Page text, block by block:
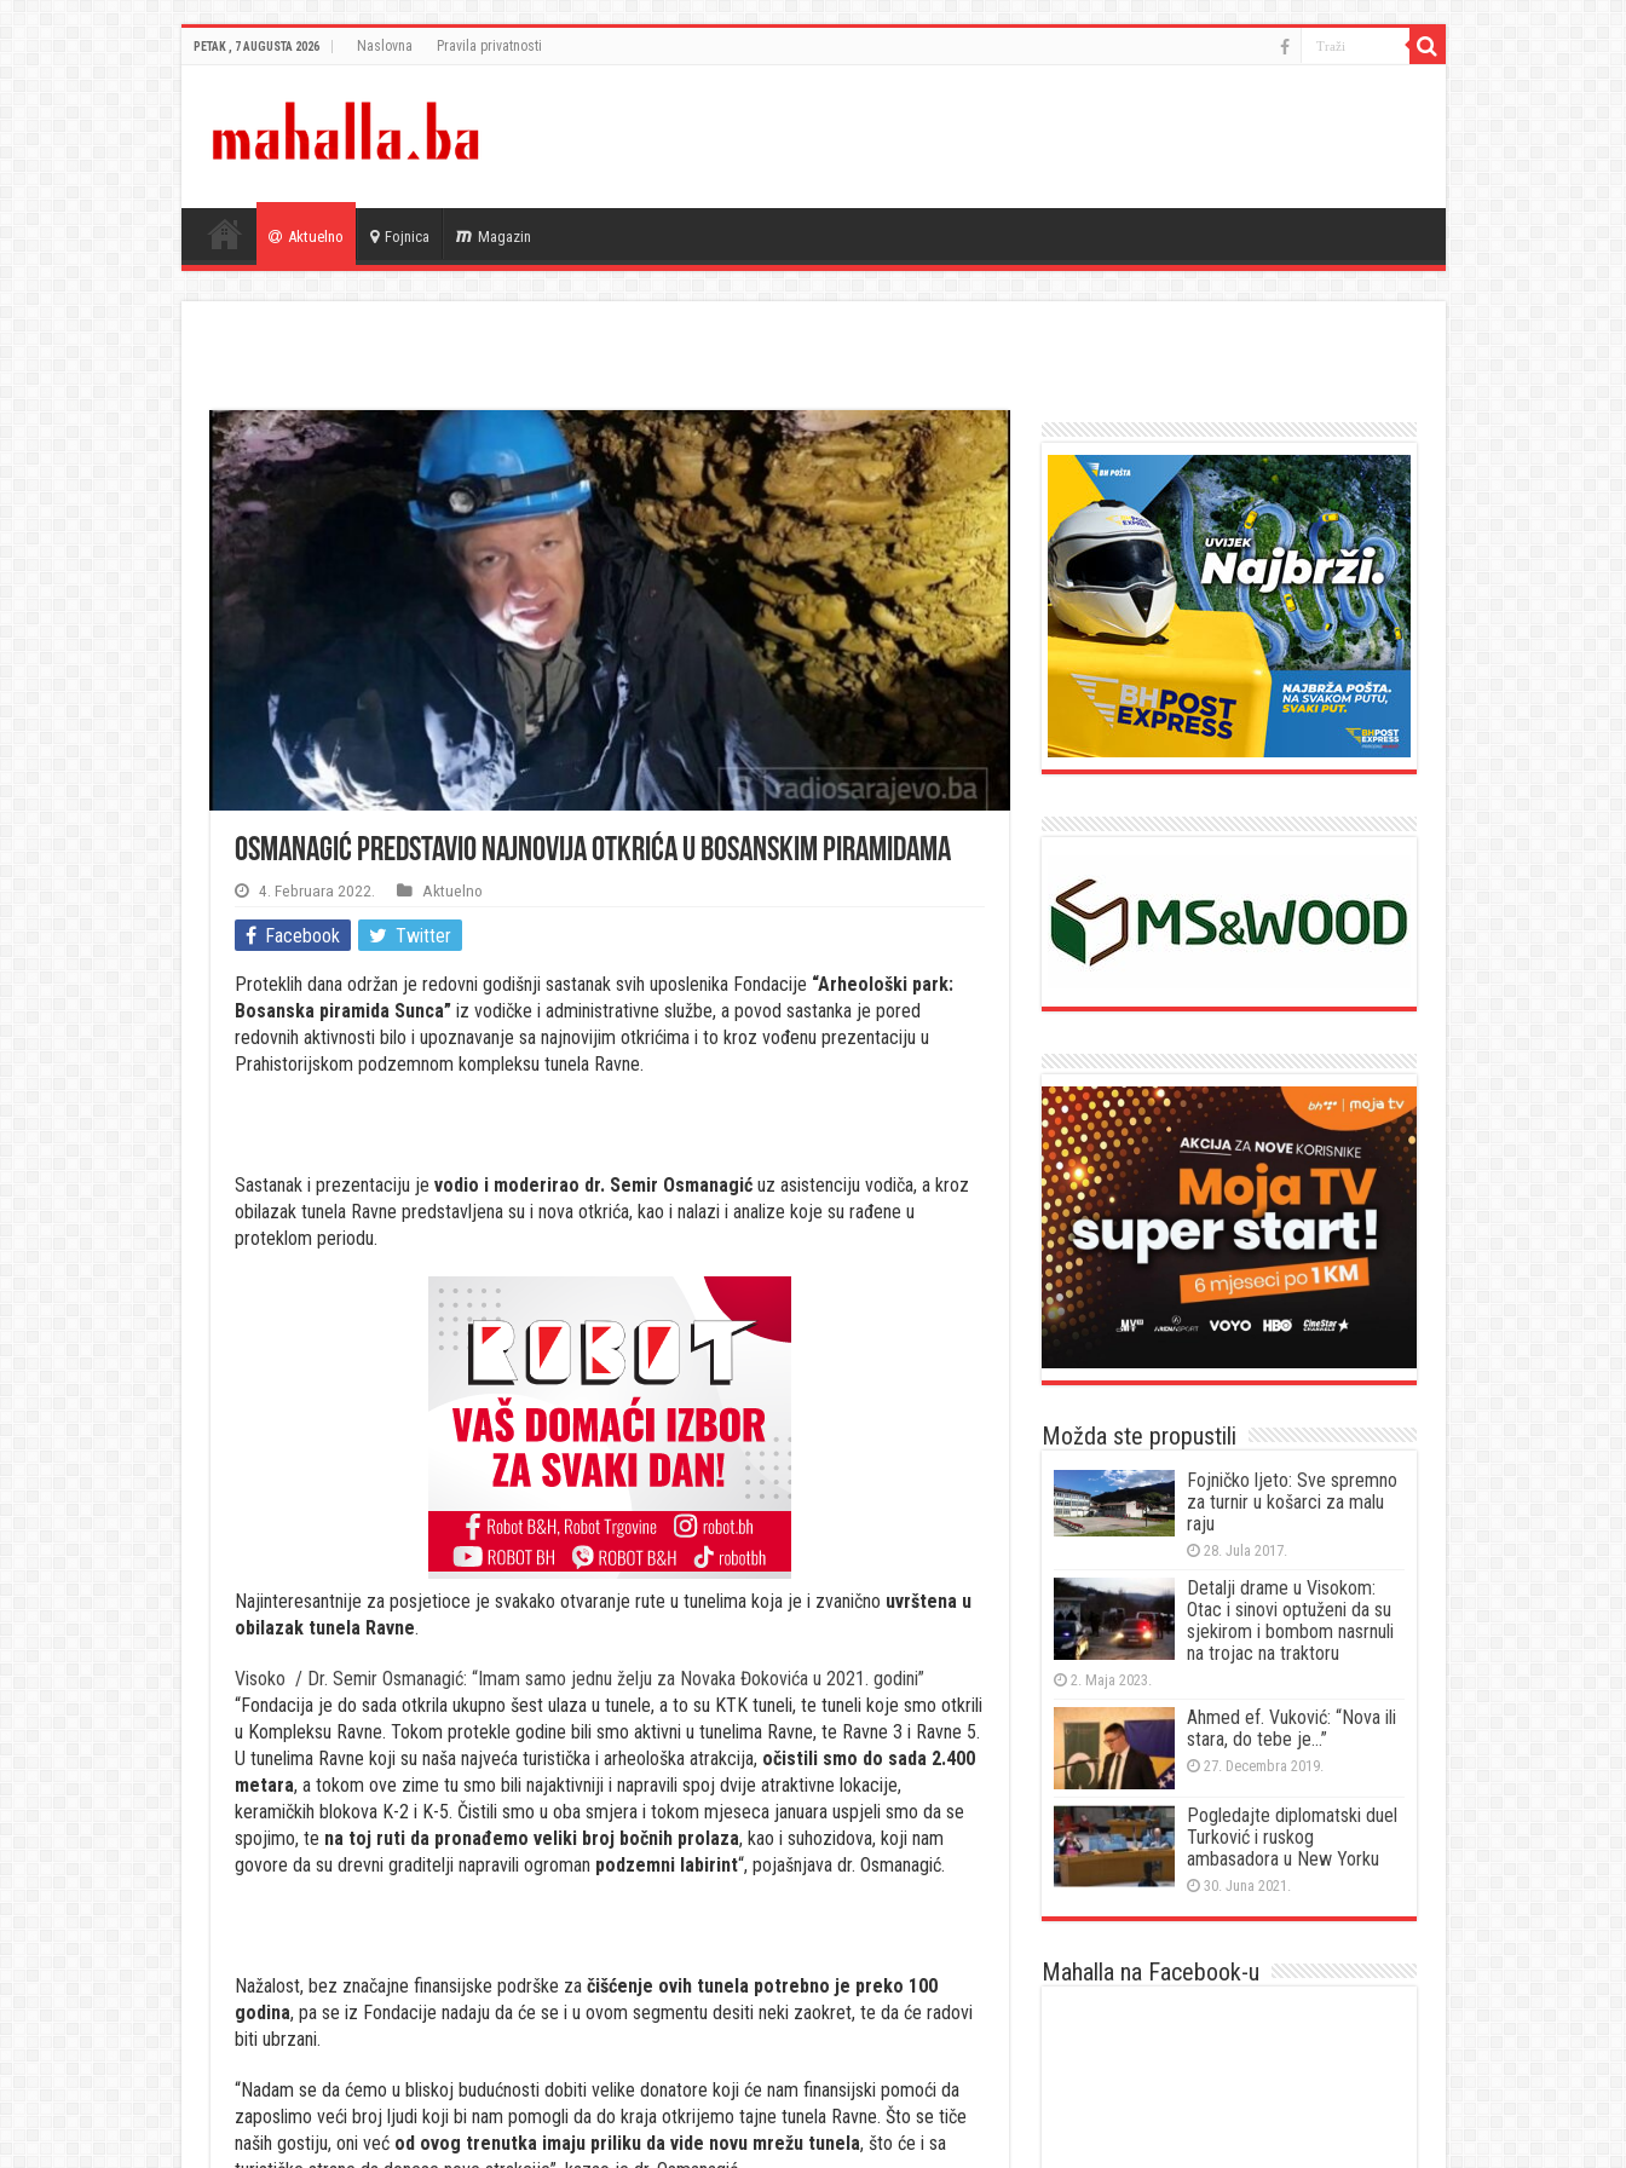
PETAK , 7 AUGUSTA 2026 Naslovna Pravila privatnosti
Aktuelno Fojnica Magazin
Osmanagić predstavio najnovija otkrića u bosanskim piramidama
4. Februara 2022. Aktuelno
Facebook Twitter
Proteklih dana održan je redovni godišnji sastanak svih uposlenika Fondacije “Arheološki park:
Bosanska piramida Sunca”iz vodičke i administrativne službe, a povod sastanka je pored
redovnih aktivnosti bilo i upoznavanje sa najnovijim otkrićima i to kroz vođenu prezentaciju u
Prahistorijskom podzemnom kompleksu tunela Ravne.
Sastanak i prezentaciju je vodio i moderirao dr. Semir Osmanagićuz asistenciju vodiča, a kroz
obilazak tunela Ravne predstavljena su i nova otkrića, kao i nalazi i analize koje su rađene u
proteklom periodu.
Najinteresantnije za posjetioce je svakako otvaranje rute u tunelima koja je i zvanično uvrštena u
obilazak tunela Ravne.
Visoko / Dr. Semir Osmanagić: “Imam samo jednu želju za Novaka Đokovića u 2021. godini”
“Fondacija je do sada otkrila ukupno šest ulaza u tunele, a to su KTK tuneli, te tuneli koje smo otkrili
u Kompleksu Ravne. Tokom protekle godine bili smo aktivni u tunelima Ravne, te Ravne 3 i Ravne 5.
U tunelima Ravne koji su naša najveća turistička i arheološka atrakcija, očistili smo do sada 2.400
metara, a tokom ove zime tu smo bili najaktivniji i napravili spoj dvije atraktivne lokacije,
keramičkih blokova K-2 i K-5. Čistili smo u oba smjera i tokom mjeseca januara uspjeli smo da se
spojimo, te na toj ruti da pronađemo veliki broj bočnih prolaza, kao i suhozidova, koji nam
govore da su drevni graditelji napravili ogroman podzemni labirint“, pojašnjava dr. Osmanagić.
Nažalost, bez značajne finansijske podrške za čišćenje ovih tunela potrebno je preko 100
godina, pa se iz Fondacije nadaju da će se i u ovom segmentu desiti neki zaokret, te da će radovi
biti ubrzani.
“Nadam se da ćemo u bliskoj budućnosti dobiti velike donatore koji će nam finansijski pomoći da
zaposlimo veći broj ljudi koji bi nam pomogli da do kraja otkrijemo tajne tunela Ravne. Što se tiče
naših gostiju, oni već od ovog trenutka imaju priliku da vide novu mrežu tunela, što će i sa
Možda ste propustili
Fojničko ljeto: Sve spremno
za turnir u košarci za malu
raju
28. Jula 2017.
Detalji drame u Visokom:
Otac i sinovi optuženi da su
sjekirom i bombom nasrnuli
na trojac na traktoru
2. Maja 2023.
Ahmed ef. Vuković: “Nova ili
stara, do tebe je…”
27. Decembra 2019.
Pogledajte diplomatski duel
Turković i ruskog
ambasadora u New Yorku
30. Juna 2021.
Mahalla na Facebook-u